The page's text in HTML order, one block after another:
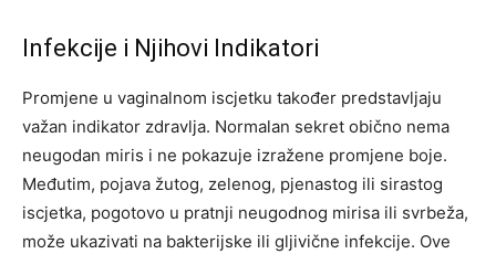
Infekcije i Njihovi Indikatori
Promjene u vaginalnom iscjetku također predstavljaju
važan indikator zdravlja. Normalan sekret obično nema
neugodan miris i ne pokazuje izražene promjene boje.
Međutim, pojava žutog, zelenog, pjenastog ili sirastog
iscjetka, pogotovo u pratnji neugodnog mirisa ili svrbeža,
može ukazivati na bakterijske ili gljivične infekcije. Ove